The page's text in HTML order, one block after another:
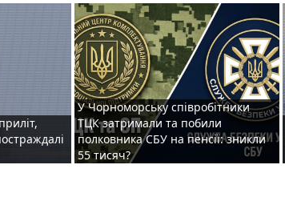
У Чорноморську співробітники
ТЦК затримали та побили
полковника СБУ на пенсії: зникли
55 тисяч?